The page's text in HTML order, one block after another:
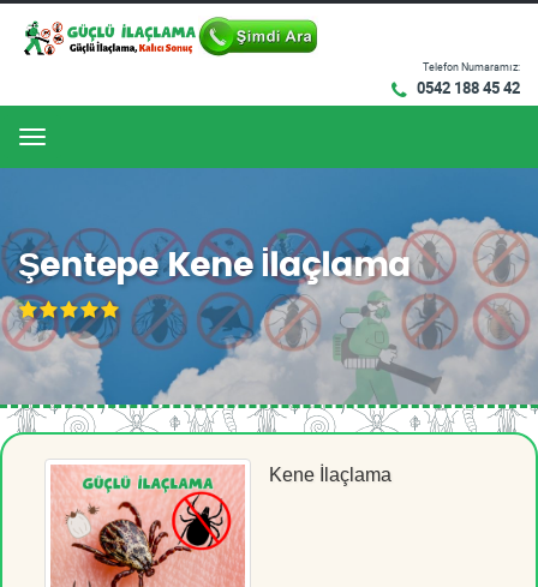
Telefon Numaramız:
0542 188 45 42
Menu
Şentepe Kene İlaçlama
Kene İlaçlama